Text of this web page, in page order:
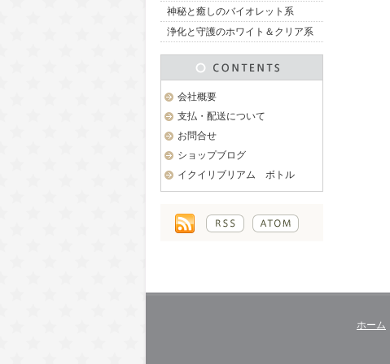
神秘と癒しのバイオレット系
浄化と守護のホワイト＆クリア系
会社概要
支払・配送について
お問合せ
ショップブログ
イクイリブリアム ボトル
ホーム